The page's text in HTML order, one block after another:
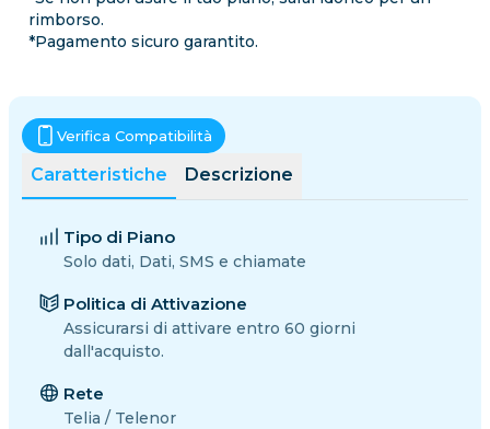
rimborso.
*Pagamento sicuro garantito.
Caratteristiche Descrizione
Verifica Compatibilità
Tipo di Piano
Solo dati, Dati, SMS e chiamate
Politica di Attivazione
Assicurarsi di attivare entro 60 giorni
dall'acquisto.
Rete
Telia / Telenor